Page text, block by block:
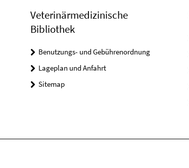
Veterinärmedizinische
Bibliothek
Benutzungs- und Gebührenordnung
Lageplan und Anfahrt
Sitemap